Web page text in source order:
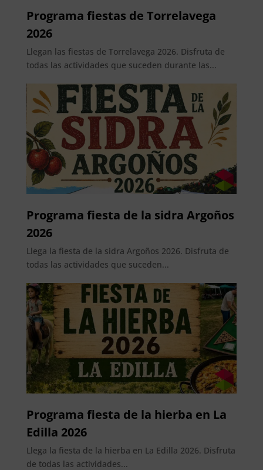
Programa fiestas de Torrelavega
2026
Llegan las fiestas de Torrelavega 2026. Disfruta de
todas las actividades que suceden durante las...
Programa fiesta de la sidra Argoños
2026
Llega la fiesta de la sidra Argoños 2026. Disfruta de
todas las actividades que suceden...
Programa fiesta de la hierba en La
Edilla 2026
Llega la fiesta de la hierba en La Edilla 2026. Disfruta
de todas las actividades...